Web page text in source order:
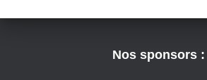
Nos sponsors :